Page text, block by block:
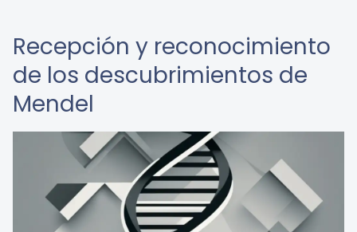
Recepción y reconocimiento
de los descubrimientos de
Mendel